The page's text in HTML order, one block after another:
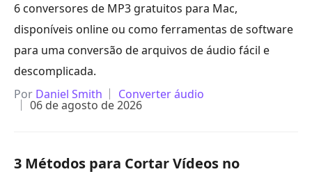
6 conversores de MP3 gratuitos para Mac,
disponíveis online ou como ferramentas de software
para uma conversão de arquivos de áudio fácil e
descomplicada.
Por Daniel Smith Converter áudio
06 de agosto de 2026
3 Métodos para Cortar Vídeos no